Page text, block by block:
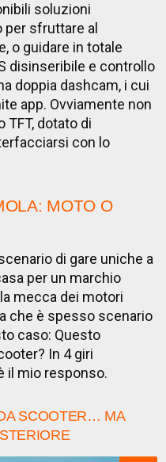
soluzioni
sfruttare al
o guidare in totale
disinseribile e controllo
doppia dashcam, i cui
app. Ovviamente non
dotato di
con lo
MOTO O
di gare uniche a
per un marchio
mecca dei motori
che è spesso scenario
caso: Questo
In 4 giri
il mio responso.
SCOOTER… MA